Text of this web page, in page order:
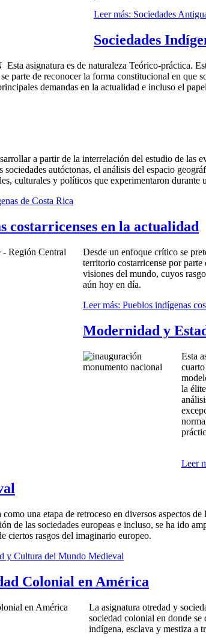
Leer más: Sociedades
Sociedades
Esta asignatura es de naturaleza Teórico-práctica.
de reconocer la forma constitucional en que
demandas en la actualidad e incluso el
a partir de la interrelación del estudio de
sociedades autóctonas, el análisis del espacio
culturales y políticos que experimentaron durante
de Costa Rica
costarricenses en la actualidad
Desde un enfoque crítico se
territorio costarricense por
visiones del mundo, cuyos
aún hoy en día.
Leer más: Pueblos indígenas
Modernidad y
Esta
la
Leer
una etapa de retroceso en diversos aspectos
de las sociedades europeas e incluso, se ha ido
ciertos rasgos del imaginario europeo.
y Cultura del Mundo Medieval
Colonial en América
La asignatura otredad y
sociedad colonial en donde
indígena, esclava y mestiza a